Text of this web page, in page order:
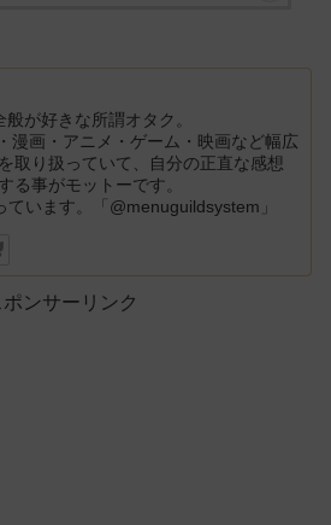
般が好きな所謂オタク。
漫画・アニメ・ゲーム・映画など幅広
取り扱っていて、自分の正直な感想
る事がモットーです。
ています。「@menuguildsystem」
ポンサーリンク